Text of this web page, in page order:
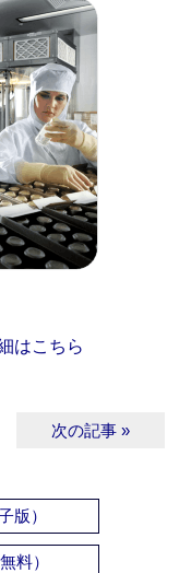
はこちら
次の記事 »
版）
料）